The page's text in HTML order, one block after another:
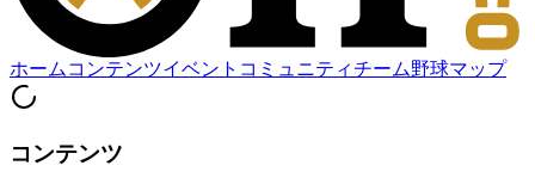
ホーム コンテンツイベント コミュニティチーム野球マップ
コンテンツ